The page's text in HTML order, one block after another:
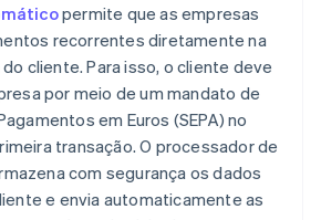
permite que as empresas
recorrentes diretamente na
cliente. Para isso, o cliente deve
por meio de um mandato de
em Euros (SEPA) no
transação. O processador de
com segurança os dados
e envia automaticamente as